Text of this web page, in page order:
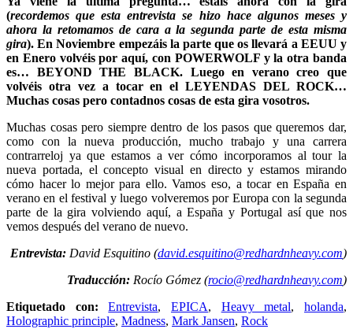
(recordemos que esta entrevista se hizo hace algunos meses y
ahora la retomamos de cara a la segunda parte de esta misma
gira). En Noviembre empezáis la parte que os llevará a EEUU y
en Enero volvéis por aquí, con POWERWOLF y la otra banda
es… BEYOND THE BLACK. Luego en verano creo que
volvéis otra vez a tocar en el LEYENDAS DEL ROCK…
Muchas cosas pero contadnos cosas de esta gira vosotros.
Muchas cosas pero siempre dentro de los pasos que queremos dar,
como con la nueva producción, mucho trabajo y una carrera
contrarreloj ya que estamos a ver cómo incorporamos al tour la
nueva portada, el concepto visual en directo y estamos mirando
cómo hacer lo mejor para ello. Vamos eso, a tocar en España en
verano en el festival y luego volveremos por Europa con la segunda
parte de la gira volviendo aquí, a España y Portugal así que nos
vemos después del verano de nuevo.
Entrevista: David Esquitino (david.esquitino@redhardnheavy.com)
Traducción: Rocío Gómez (rocio@redhardnheavy.com)
Etiquetado con:
Entrevista,EPICA, Heavy metal,holanda,
Holographic principle, Madness, Mark Jansen, Rock